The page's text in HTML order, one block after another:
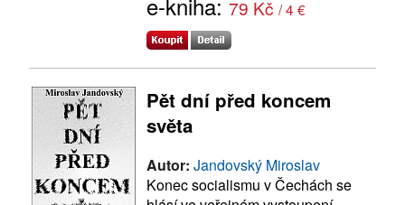
79 Kč / 4 €
Pět dní před koncem
světa
Autor: Jandovský Miroslav
Konec socialismu v Čechách se